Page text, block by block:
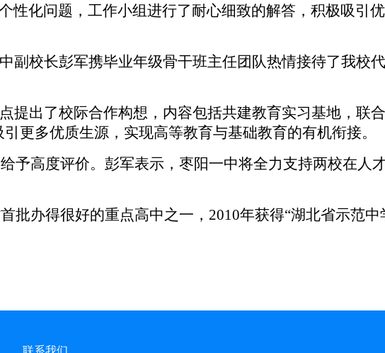
性化问题，工作小组进行了耐心细致的解答，积极吸引
副校长彭军携毕业年级骨干班主任团队热情接待了我校
提出了校际合作构想，内容包括共建教育实习基地，联
更多优质生源，实现高等教育与基础教育的有机衔接。
予高度评价。彭军表示，枣阳一中将全力支持两校在人
批办得很好的重点高中之一，2010年获得“湖北省示范中
联系我们